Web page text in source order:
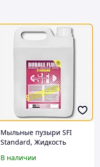
Мыльные пузыри SFI
Standard, Жидкость
Жидкость для бульбашок
В наличии